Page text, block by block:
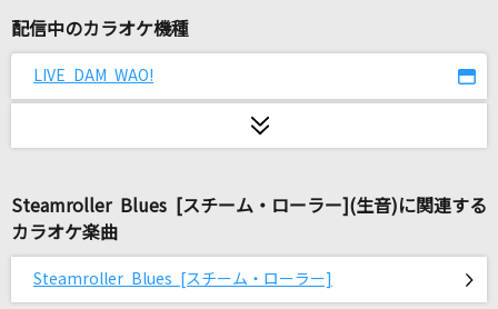
恋のヒメヒメぺったんこ
姫野湖鳥(CV:田村ゆかり)
wowaka feat.初音ミク
I'm proud
華原朋美
[生音]夏の思い出
配信中のカラオケ機種
LIVE DAM WAO!
Steamroller Blues [スチーム・ローラー](生音)に関連する
カラオケ楽曲
Steamroller Blues [スチーム・ローラー]